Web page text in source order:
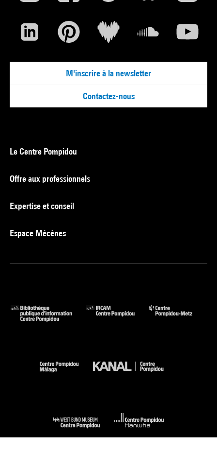
M'inscrire à la newsletter
Contactez-nous
Le Centre Pompidou
Offre aux professionnels
Expertise et conseil
Espace Mécènes